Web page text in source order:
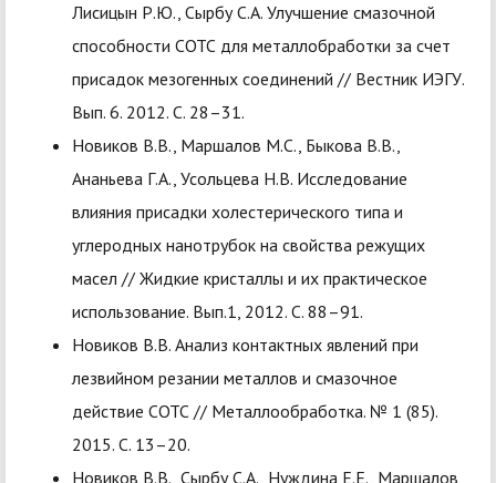
Лисицын Р.Ю., Сырбу С.А. Улучшение смазочной
способности СОТС для металлобработки за счет
присадок мезогенных соединений // Вестник ИЭГУ.
Вып. 6. 2012. С. 28–31.
Новиков В.В., Маршалов М.С., Быкова В.В.,
Ананьева Г.А., Усольцева Н.В. Исследование
влияния присадки холестерического типа и
углеродных нанотрубок на свойства режущих
масел // Жидкие кристаллы и их практическое
использование. Вып.1, 2012. С. 88–91.
Новиков В.В. Анализ контактных явлений при
лезвийном резании металлов и смазочное
действие СОТС // Металлообработка. № 1 (85).
2015. С. 13–20.
Новиков В.В., Сырбу С.А., Нуждина Е.Е., Маршалов